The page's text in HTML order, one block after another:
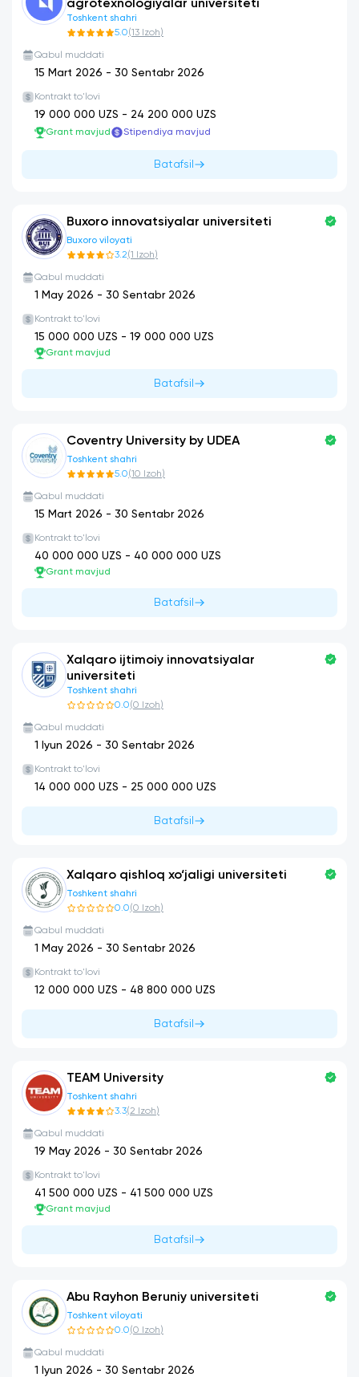
agrotexnologiyalar universiteti
Toshkent shahri
5.0(13 Izoh)
Qabul muddati
15 Mart 2026 - 30 Sentabr 2026
Kontrakt to'lovi
19 000 000 UZS - 24 200 000 UZS
Grant mavjud Stipendiya mavjud
Batafsil
Buxoro innovatsiyalar universiteti
Buxoro viloyati
3.2(1 Izoh)
Qabul muddati
1 May 2026 - 30 Sentabr 2026
Kontrakt to'lovi
15 000 000 UZS - 19 000 000 UZS
Grant mavjud
Batafsil
Coventry University by UDEA
Toshkent shahri
5.0(10 Izoh)
Qabul muddati
15 Mart 2026 - 30 Sentabr 2026
Kontrakt to'lovi
40 000 000 UZS - 40 000 000 UZS
Grant mavjud
Batafsil
Xalqaro ijtimoiy innovatsiyalar
universiteti
Toshkent shahri
0.0(0 Izoh)
Qabul muddati
1 Iyun 2026 - 30 Sentabr 2026
Kontrakt to'lovi
14 000 000 UZS - 25 000 000 UZS
Batafsil
Xalqaro qishloq xo‘jaligi universiteti
Toshkent shahri
0.0(0 Izoh)
Qabul muddati
1 May 2026 - 30 Sentabr 2026
Kontrakt to'lovi
12 000 000 UZS - 48 800 000 UZS
Batafsil
TEAM University
Toshkent shahri
3.3(2 Izoh)
Qabul muddati
19 May 2026 - 30 Sentabr 2026
Kontrakt to'lovi
41 500 000 UZS - 41 500 000 UZS
Grant mavjud
Batafsil
Abu Rayhon Beruniy universiteti
Toshkent viloyati
0.0(0 Izoh)
Qabul muddati
1 Iyun 2026 - 30 Sentabr 2026